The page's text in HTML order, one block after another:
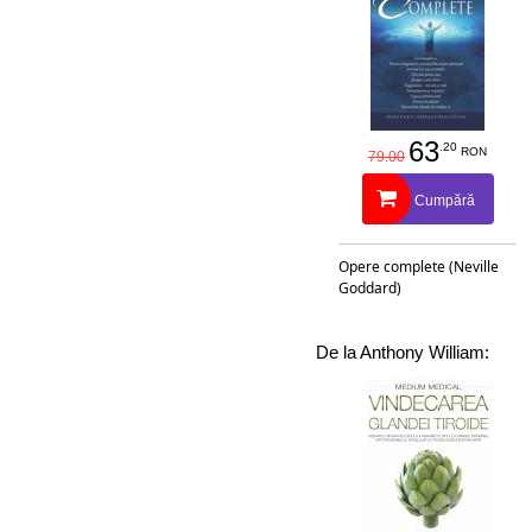
Creștere în greutate
Dependențe
Depresie
Diaree
Diverticulită
Dureri la nivelul
Eczeme și psoriazis
Endometrioză
Epuizare
Fibroame
Fibromialgie
79.00 63 .20 RON
Cumpără
Opere complete (Neville
Goddard)
De la Anthony William: